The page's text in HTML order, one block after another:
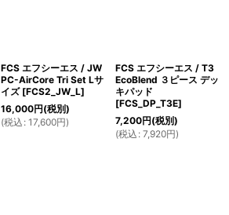
FCS エフシーエス / JW
PC-AirCore Tri Set Lサ
イズ [FCS2_JW_L]
16,000円(税別)
(税込 : 17,600円)
FCS エフシーエス / T3
EcoBlend ３ピース デッ
キパッド
[FCS_DP_T3E]
7,200円(税別)
(税込 : 7,920円)